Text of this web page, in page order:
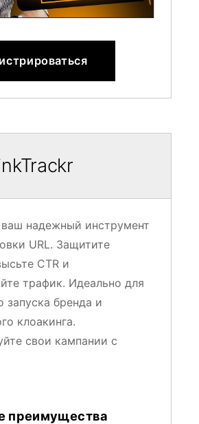
надежный инструмент
URL. Защитите
CTR и
трафик. Идеально для
запуска бренда и
клоакинга.
свои кампании с
преимущества